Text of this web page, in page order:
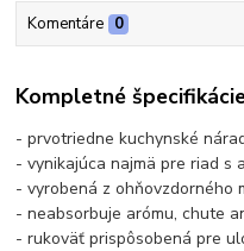
Komentáre 0
Kompletné
- prvotriedne kuchynské
- vynikajúca najmä pre riad s
- vyrobená z ohňovzdorného
- neabsorbuje arómu, chute
- rukoväť prispôsobená pre